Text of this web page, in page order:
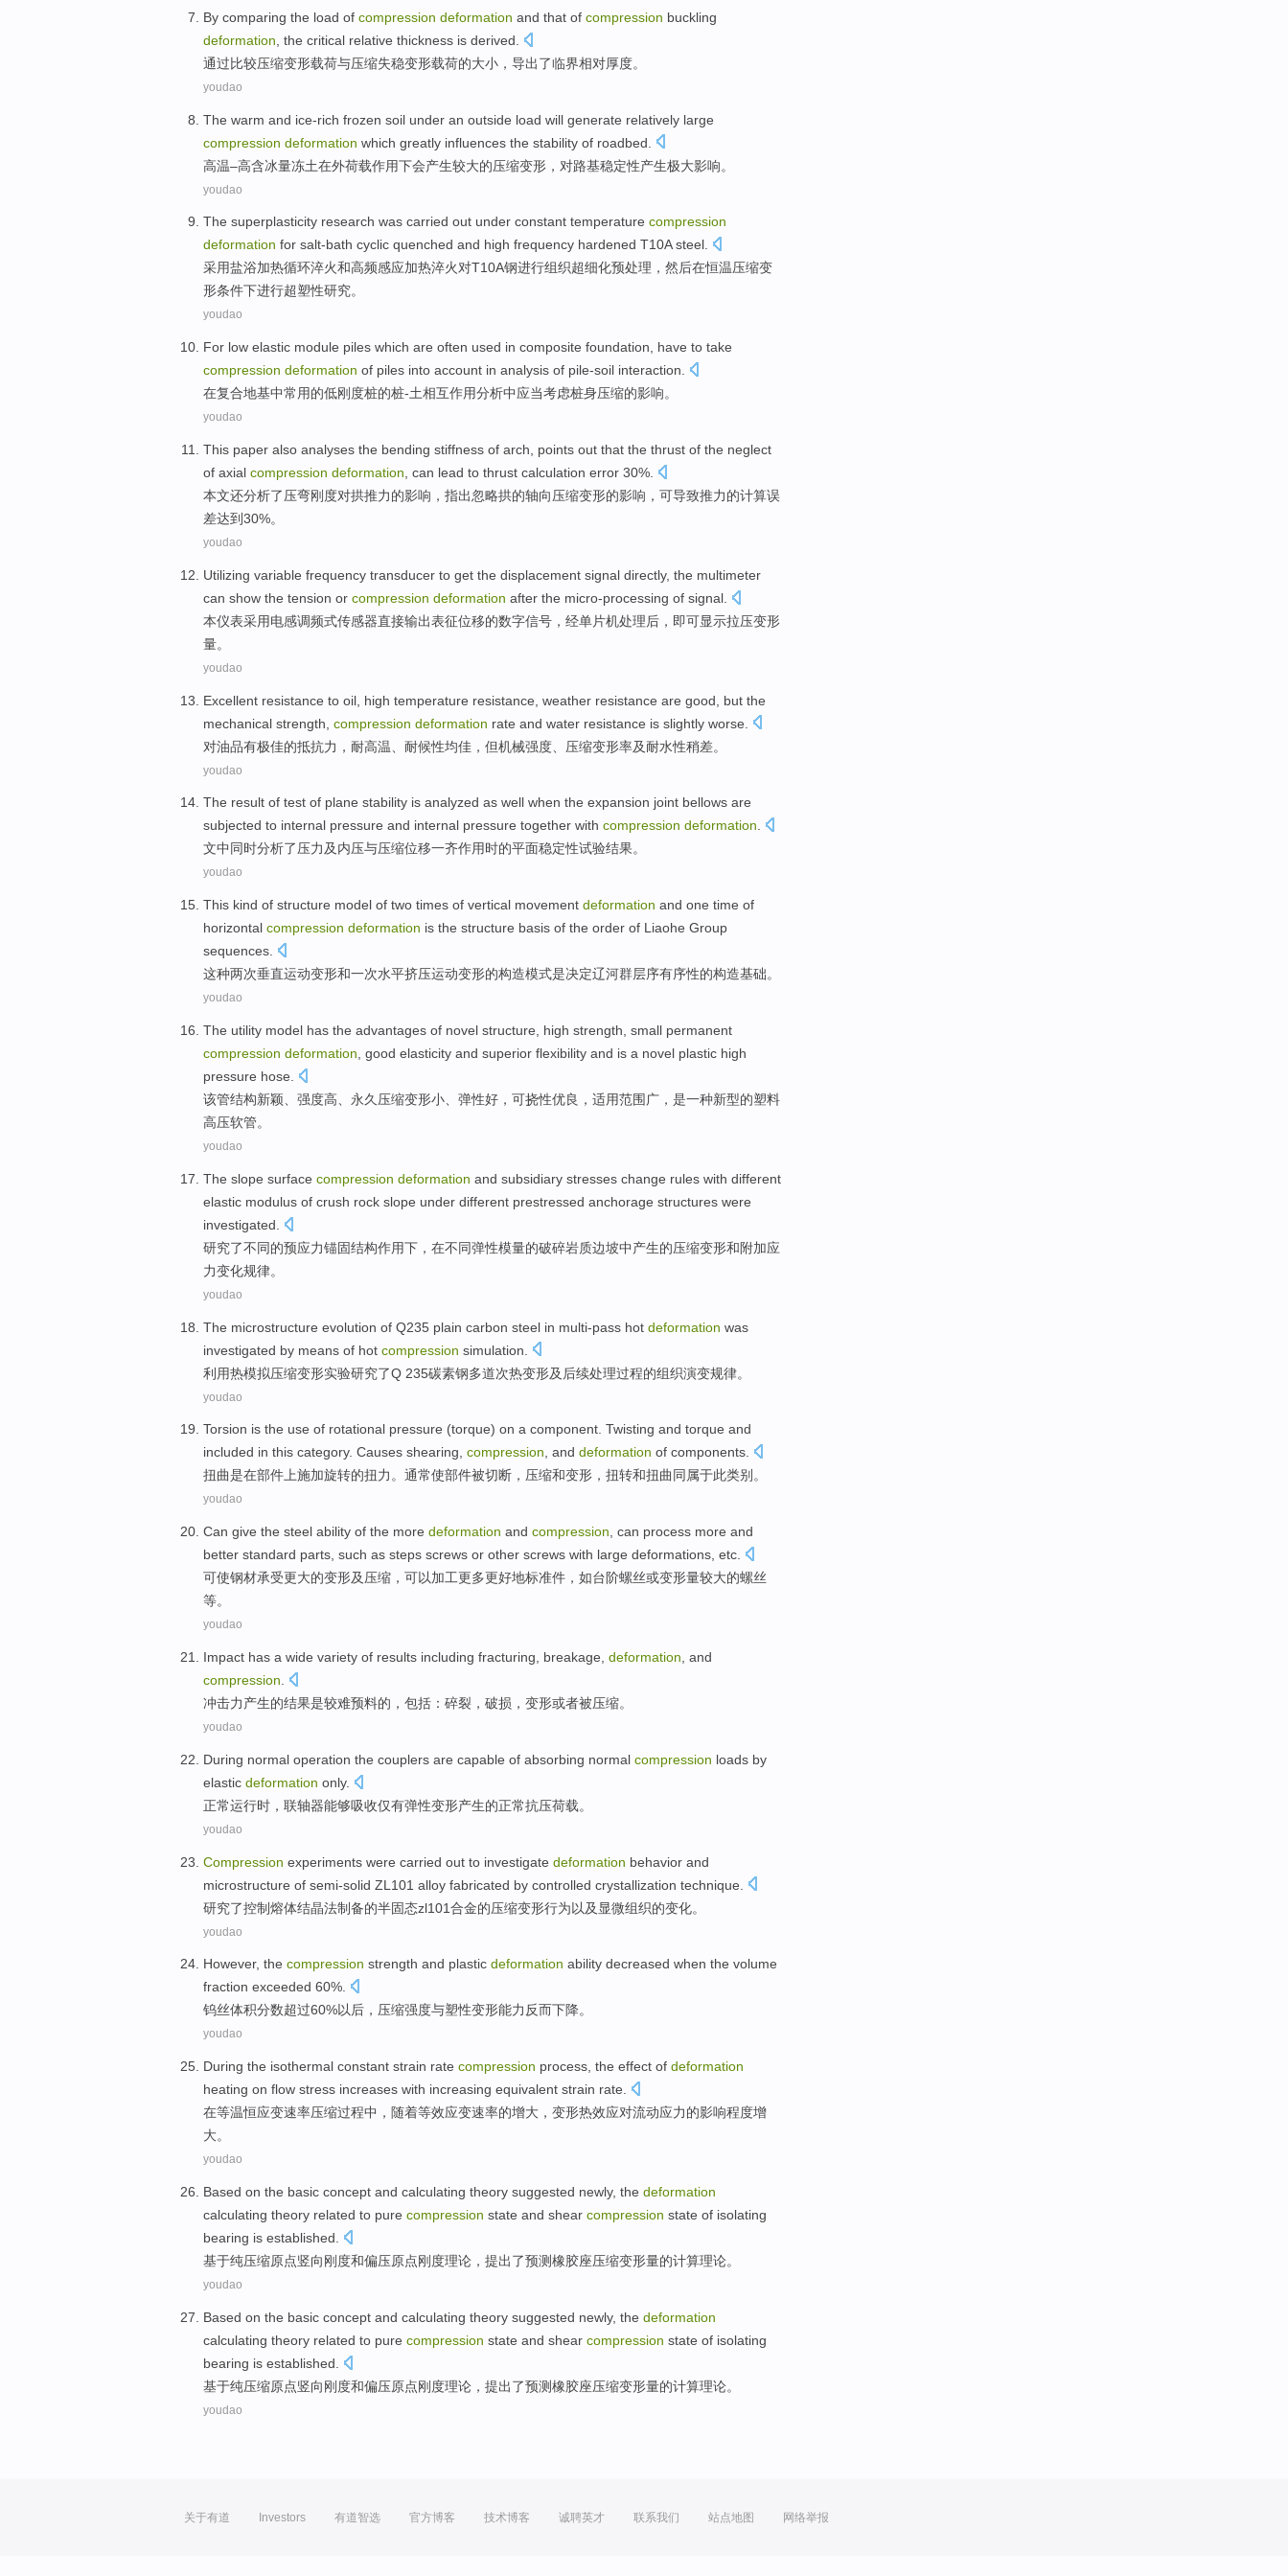
By comparing the load of compression deformation and that of compression buckling
deformation the critical relative thickness is derived
通过比较压缩变形载荷与压缩失稳变形载荷的大小， 导出了临界相对厚度。
youdao
The warm and ice-rich frozen soil under an outside load will generate relatively large
compression deformation which greatly influences the stability of roadbed
高温–高含冰量冻土在外荷载作用下会产生较大的压缩变形 ，对路基稳定性产生极大影响。
youdao
The superplasticity research was carried out under constant temperature compression
deformation for salt-bath cyclic quenched and high frequency hardened T10A steel.
采用盐浴加热循环淬火和高频感应加热淬火对T10A钢进行组织超细化预处理，然后在恒温压缩变
形条件下进行超塑性研究。
youdao
For low elastic module piles which are often used in composite foundation , have to take
compression deformation of piles into account in analysis of pile-soil interaction
在复合地基中常用的低刚度桩的桩-土相互作用分析中应当考虑桩身压缩的影响。
youdao
This paper also analyses the bending stiffness of arch points out that the thrust of the neglect
of axial compression deformation can lead to thrust calculation error 30%.
本文还分析了压弯刚度对拱推力的影响， 指出忽略拱的轴向压缩变形的影响， 可导致推力的计算误
差达到30%。
youdao
Utilizing variable frequency transducer to get the displacement signal directly, the multimeter
can show the tension or compression deformation after the micro-processing of signal.
本仪表采用电感调频式传感器直接输出表征位移的数字信号 ，经单片机处理后 ， 即可显示拉压变形
量。
youdao
Excellent resistance to oil high temperature resistance , weather resistance are good but the
mechanical strength compression deformation rate and water resistance is slightly worse
对油品有极佳的抵抗力 ， 耐高温 耐候性均佳 ， 但机械强度 压缩变形率及耐水性稍差。
youdao
The result of test of plane stability is analyzed as well when the expansion joint bellows are
subjected to internal pressure and internal pressure together with compression deformation.
文中同时分析了压力及内压与压缩位移一齐作用时的平面稳定性试验结果。
youdao
This kind of structure model of two times of vertical movement deformation and one time of
horizontal compression deformation is the structure basis of the order of Liaohe Group
sequences
这种两次垂直运动变形和一次水平挤压运动变形的构造模式是决定辽河群层序有序性的构造基础。
youdao
The utility model has the advantages of novel structure, high strength small permanent
compression deformation good elasticity and superior flexibility and is a novel plastic high
pressure hose
该管结构新颖 强度高 永久 压缩变形小 弹性好 ，可挠性优良 ，适用范围广， 是一种新型的塑料
高压软管。
youdao
The slope surface compression deformation and subsidiary stresses change rules with different
elastic modulus of crush rock slope under different prestressed anchorage structures were
investigated
研究了不同的预应力锚固结构作用下 ， 在不同弹性模量的破碎岩质边坡中产生的压缩变形和附加应
力变化规律。
youdao
The microstructure evolution of Q235 plain carbon steel in multi-pass hot deformation was
investigated by means of hot compression simulation
利用热模拟压缩变形实验研究了Q 235碳素钢多道次热变形及后续处理过程的组织演变规律。
youdao
Torsion is the use of rotational pressure (torque) on a component. Twisting and torque and
included in this category. Causes shearing, compression, and deformation of components.
扭曲是在部件上施加旋转的扭力。 通常使部件被切断 ， 压缩和变形 ， 扭转和扭曲同属于此类别 。
youdao
Can give the steel ability of the more deformation and compression can process more and
better standard parts such as steps screws or other screws with large deformations etc
可使钢材承受更大的变形及压缩 ， 可以加工更多更好地标准件 ， 如台阶螺丝或变形量较大的螺丝
等。
youdao
Impact has a wide variety of results including fracturing breakage deformation , and
compression
冲击力产生的结果是较难预料的， 包括 ： 碎裂 ， 破损 ， 变形或者被压缩。
youdao
During normal operation the couplers are capable of absorbing normal compression loads by
elastic deformation only.
正常运行时， 联轴器能够吸收仅有弹性变形产生的正常抗压荷载。
youdao
Compression experiments were carried out to investigate deformation behavior and
microstructure of semi-solid ZL101 alloy fabricated by controlled crystallization technique.
研究了控制熔体结晶法制备的半固态zl101合金的压缩变形行为以及显微组织的变化。
youdao
However, the compression strength and plastic deformation ability decreased when the volume
fraction exceeded 60%.
钨丝体积分数超过60%以后， 压缩强度与塑性变形能力反而下降。
youdao
During the isothermal constant strain rate compression process , the effect of deformation
heating on flow stress increases with increasing equivalent strain rate.
在等温恒应变速率压缩过程中 ，随着等效应变速率的增大 ， 变形热效应对流动应力的影响程度增
大。
youdao
Based on the basic concept and calculating theory suggested newly, the deformation
calculating theory related to pure compression state and shear compression state of isolating
bearing is established.
基于纯压缩原点竖向刚度和偏压原点刚度理论 ， 提出了预测橡胶座压缩变形量的计算理论。
youdao
Based on the basic concept and calculating theory suggested newly, the deformation
calculating theory related to pure compression state and shear compression state of isolating
bearing is established.
基于纯压缩原点竖向刚度和偏压原点刚度理论 ， 提出了预测橡胶座压缩变形量的计算理论。
youdao
关于有道 Investors 有道智选 官方博客 技术博客 诚聘英才 联系我们 站点地图 网络举报